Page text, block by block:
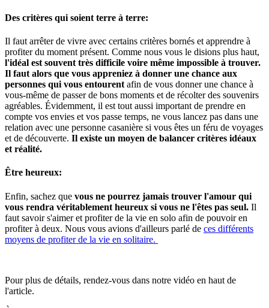
Des critères qui soient terre à terre:
Il faut arrêter de vivre avec certains critères bornés et apprendre à
profiter du moment présent. Comme nous vous le disions plus haut,
l'idéal est souvent très difficile voire même impossible à trouver.
Il faut alors que vous appreniez à donner une chance aux
personnes qui vous entourent afin de vous donner une chance à
vous-même de passer de bons moments et de récolter des souvenirs
agréables. Évidemment, il est tout aussi important de prendre en
compte vos envies et vos passe temps, ne vous lancez pas dans une
relation avec une personne casanière si vous êtes un féru de voyages
et de découverte. Il existe un moyen de balancer critères idéaux
et réalité.
Être heureux:
Enfin, sachez que vous ne pourrez jamais trouver l'amour qui
vous rendra véritablement heureux si vous ne l'êtes pas seul. Il
faut savoir s'aimer et profiter de la vie en solo afin de pouvoir en
profiter à deux. Nous vous avions d'ailleurs parlé de ces différents
moyens de profiter de la vie en solitaire.
Pour plus de détails, rendez-vous dans notre vidéo en haut de
l'article.